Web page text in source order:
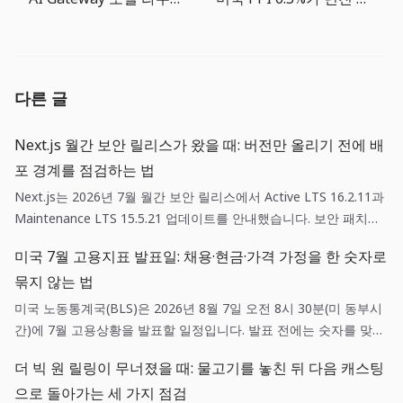
다른 글
Next.js 월간 보안 릴리스가 왔을 때: 버전만 올리기 전에 배
포 경계를 점검하는 법
Next.js는 2026년 7월 월간 보안 릴리스에서 Active LTS 16.2.11과
Maintenance LTS 15.5.21 업데이트를 안내했습니다. 보안 패치는
기 기준을 함께 갖춘 배포 작업입니다.
미국 7월 고용지표 발표일: 채용·현금·가격 가정을 한 숫자로
묶지 않는 법
미국 노동통계국(BLS)은 2026년 8월 7일 오전 8시 30분(미 동부시
간)에 7월 고용상황을 발표할 일정입니다. 발표 전에는 숫자를 맞히
질지 미리 정하는 편이 실무에 도움이 됩니다.
더 빅 원 릴링이 무너졌을 때: 물고기를 놓친 뒤 다음 캐스팅
으로 돌아가는 세 가지 점검